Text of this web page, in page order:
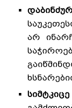
არ
სიმტკიცე